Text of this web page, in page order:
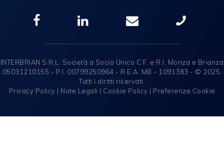
INTERBRIAN S.R.L. Società a Socio Unico C.F. e R.I. Monza e Brianza
05031210155 - P.I. 00799250964 - R.E.A. MB - 1091383 - © 2025.
Tutti i diritti riservati.
Privacy Policy | Note Legali | Cookie Policy | Preferenze Cookie